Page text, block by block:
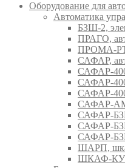
Оборудование для
Автоматика
БЗШ-2,
ПРАГО,
ПРОМА-
САФАР,
САФАР-
САФАР-
САФАР-
САФАР-
САФАР-
САФАР-
САФАР-
ШАРП,
ШКАФ-КУ-